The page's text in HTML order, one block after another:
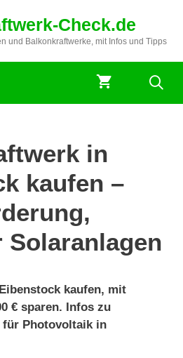
Check.de
und Balkonkraftwerke, mit Infos und Tipps
in
kaufen –
Solaranlagen
kaufen, mit
€ sparen. Infos zu
für Photovoltaik in